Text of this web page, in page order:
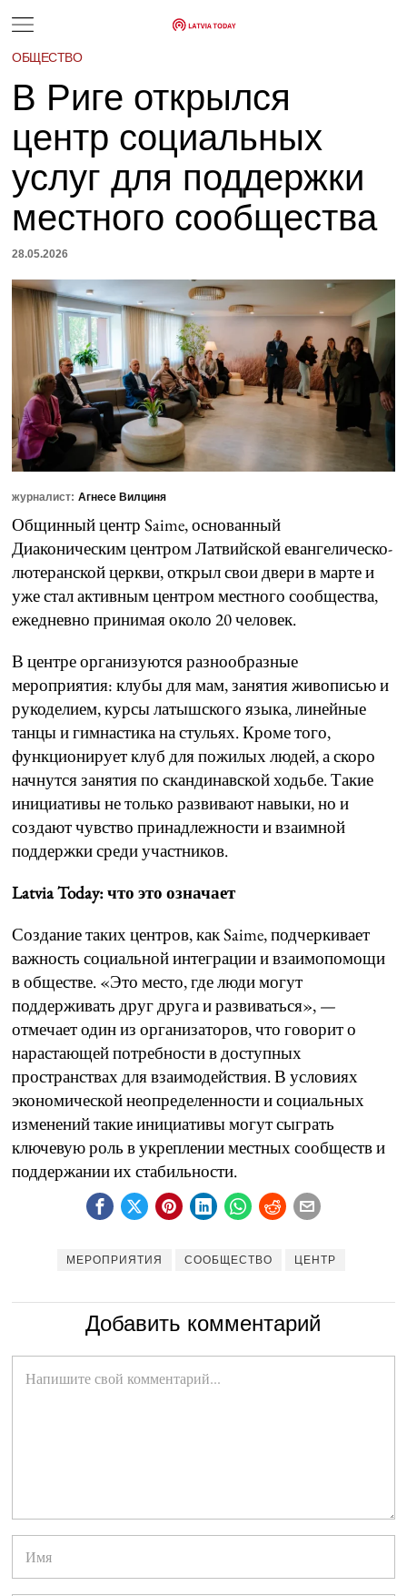
ОБЩЕСТВО
В Риге открылся
центр социальных
услуг для поддержки
местного сообщества
28.05.2026
журналист: Агнесе Вилциня
Общинный центр Saime, основанный
Диаконическим центром Латвийской евангелическо-
лютеранской церкви, открыл свои двери в марте и
уже стал активным центром местного сообщества,
ежедневно принимая около 20 человек.
В центре организуются разнообразные
мероприятия: клубы для мам, занятия живописью и
рукоделием, курсы латышского языка, линейные
танцы и гимнастика на стульях. Кроме того,
функционирует клуб для пожилых людей, а скоро
начнутся занятия по скандинавской ходьбе. Такие
инициативы не только развивают навыки, но и
создают чувство принадлежности и взаимной
поддержки среди участников.
Latvia Today: что это означает
Создание таких центров, как Saime, подчеркивает
важность социальной интеграции и взаимопомощи
в обществе. «Это место, где люди могут
поддерживать друг друга и развиваться», —
отмечает один из организаторов, что говорит о
нарастающей потребности в доступных
пространствах для взаимодействия. В условиях
экономической неопределенности и социальных
изменений такие инициативы могут сыграть
ключевую роль в укреплении местных сообществ и
поддержании их стабильности.
МЕРОПРИЯТИЯ СООБЩЕСТВО ЦЕНТР
Добавить комментарий